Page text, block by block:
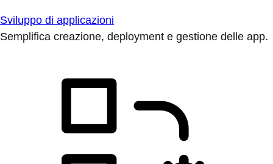
Sviluppo di applicazioni
Semplifica creazione, deployment e gestione delle app.